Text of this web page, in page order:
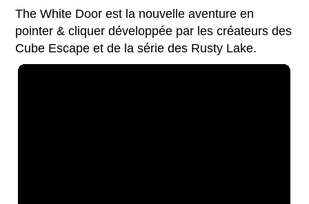
The White Door est la nouvelle aventure en
pointer & cliquer développée par les créateurs des
Cube Escape et de la série des Rusty Lake.